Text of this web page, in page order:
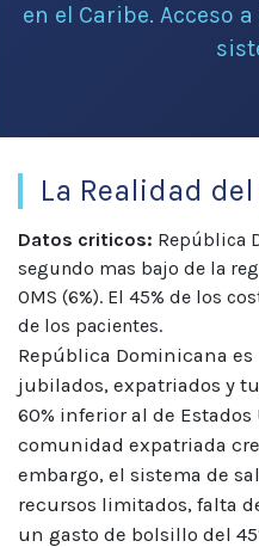
en el Caribe. Acceso
La Realidad
Datos criticos: República
segundo mas bajo de la
OMS (6%). El 45% de los
de los pacientes.
República Dominicana
jubilados, expatriados y
60% inferior al de
comunidad expatriada
embargo, el sistema de
recursos limitados, falta
un gasto de bolsillo del